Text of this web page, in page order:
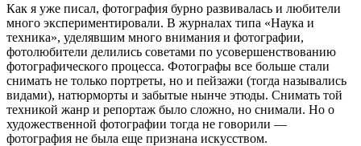
Как я уже писал, фотография бурно развивалась и любители
много экспериментировали. В журналах типа «Наука и
техника», уделявшим много внимания и фотографии,
фотолюбители делились советами по усовершенствованию
фотографического процесса. Фотографы все больше стали
снимать не только портреты, но и пейзажи (тогда назывались
видами), натюрморты и забытые нынче этюды. Снимать той
техникой жанр и репортаж было сложно, но снимали. Но о
художественной фотографии тогда не говорили —
фотография не была еще признана искусством.